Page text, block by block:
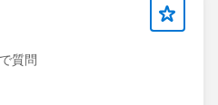
質問